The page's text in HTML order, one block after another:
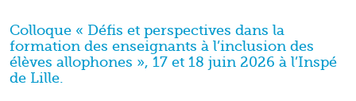
Colloque « Défis et perspectives dans la
formation des enseignants à l’inclusion des
élèves allophones », 17 et 18 juin 2026 à l’Inspé
de Lille.